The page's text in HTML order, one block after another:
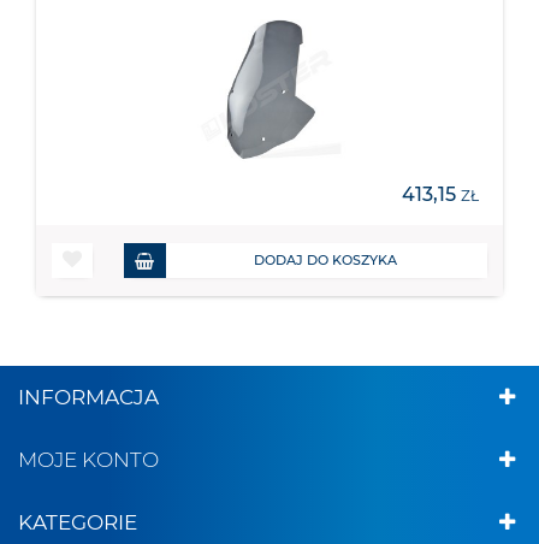
413,15 ZŁ
DODAJ DO KOSZYKA
INFORMACJA
MOJE KONTO
KATEGORIE